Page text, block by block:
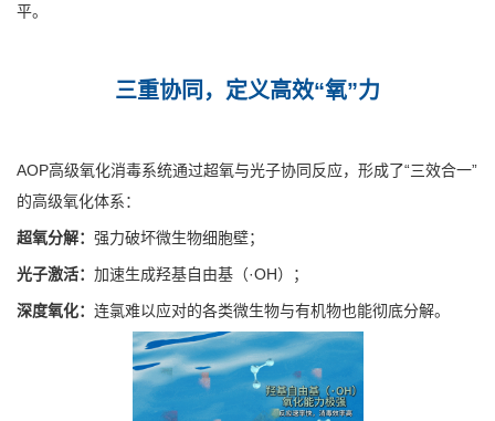
平。
三重协同，定义高效“氧”力
AOP高级氧化消毒系统通过超氧与光子协同反应，形成了“三效合一”
的高级氧化体系：
超氧分解： 强力破坏微生物细胞壁；
光子激活： 加速生成羟基自由基（·OH）；
深度氧化： 连氯难以应对的各类微生物与有机物也能彻底分解。